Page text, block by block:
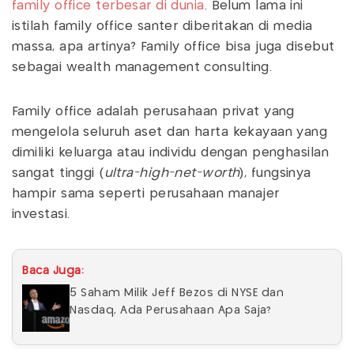
family office terbesar di dunia. Belum lama ini
istilah family office santer diberitakan di media
massa, apa artinya? Family office bisa juga disebut
sebagai wealth management consulting.
Family office adalah perusahaan privat yang
mengelola seluruh aset dan harta kekayaan yang
dimiliki keluarga atau individu dengan penghasilan
sangat tinggi ( ultra-high-net-worth), fungsinya
hampir sama seperti perusahaan manajer
investasi.
Baca Juga:
5 Saham Milik Jeff Bezos di NYSE dan
Nasdaq, Ada Perusahaan Apa Saja?